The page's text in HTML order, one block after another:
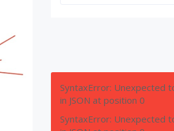
SyntaxError: Unexpected
in JSON at position 0
SyntaxError: Unexpected